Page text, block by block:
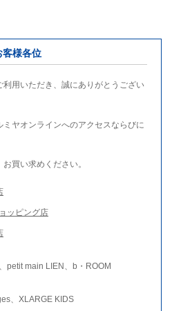
客様各位
利用いただき、誠にありがとうござい
ヤオンラインへのアクセスならびに
買い求めください。
ッピング店
petit main LIEN、b・ROOM
、XLARGE KIDS